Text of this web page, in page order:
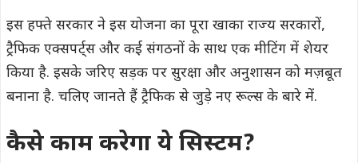
इस हफ्ते सरकार ने इस योजना का पूरा खाका राज्य सरकारों,
ट्रैफिक एक्सपर्ट्स और कई संगठनों के साथ एक मीटिंग में शेयर
किया है. इसके जरिए सड़क पर सुरक्षा और अनुशासन को मज़बूत
बनाना है. चलिए जानते हैं ट्रैफिक से जुड़े नए रूल्स के बारे में.
कैसे काम करेगा ये सिस्टम?